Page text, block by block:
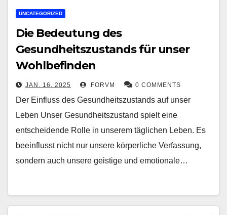
UNCATEGORIZED
Die Bedeutung des
Gesundheitszustands für unser
Wohlbefinden
JAN. 16, 2025 FORVM 0 COMMENTS
Der Einfluss des Gesundheitszustands auf unser
Leben Unser Gesundheitszustand spielt eine
entscheidende Rolle in unserem täglichen Leben. Es
beeinflusst nicht nur unsere körperliche Verfassung,
sondern auch unsere geistige und emotionale…